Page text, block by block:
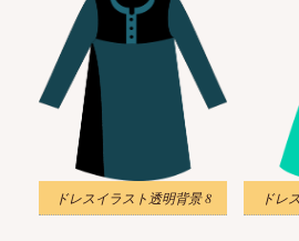
ドレスイラスト透明背景 8 ドレ